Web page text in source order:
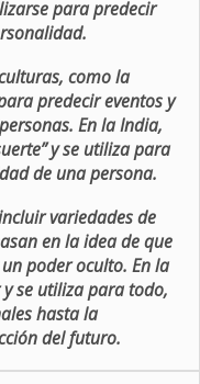
para predecir
como la
predecir eventos y
En la India,
y se utiliza para
de una persona.
variedades de
en la idea de que
poder oculto. En la
se utiliza para todo,
hasta la
del futuro.